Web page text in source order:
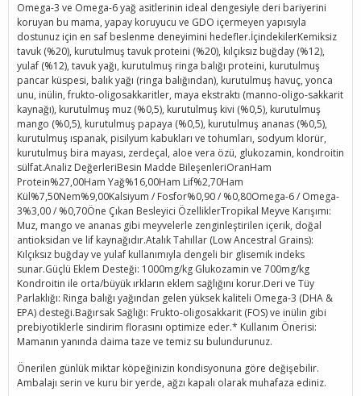
Omega-3 ve Omega-6 yağ asitlerinin ideal dengesiyle deri bariyerini
koruyan bu mama, yapay koruyucu ve GDO içermeyen yapısıyla
dostunuz için en saf beslenme deneyimini hedefler.İçindekilerKemiksiz
tavuk (%20), kurutulmuş tavuk proteini (%20), kılçıksız buğday (%12),
yulaf (%12), tavuk yağı, kurutulmuş ringa balığı proteini, kurutulmuş
pancar küspesi, balık yağı (ringa balığından), kurutulmuş havuç, yonca
unu, inülin, frukto-oligosakkaritler, maya ekstraktı (manno-oligo-sakkarit
kaynağı), kurutulmuş muz (%0,5), kurutulmuş kivi (%0,5), kurutulmuş
mango (%0,5), kurutulmuş papaya (%0,5), kurutulmuş ananas (%0,5),
kurutulmuş ıspanak, pisilyum kabukları ve tohumları, sodyum klorür,
kurutulmuş bira mayası, zerdeçal, aloe vera özü, glukozamin, kondroitin
sülfat.Analiz DeğerleriBesin Madde BileşenleriOranHam
Protein%27,00Ham Yağ%16,00Ham Lif%2,70Ham
Kül%7,50Nem%9,00Kalsiyum / Fosfor%0,90 / %0,80Omega-6 / Omega-
3%3,00 / %0,70Öne Çıkan Besleyici ÖzelliklerTropikal Meyve Karışımı:
Muz, mango ve ananas gibi meyvelerle zenginleştirilen içerik, doğal
antioksidan ve lif kaynağıdır.Atalık Tahıllar (Low Ancestral Grains):
Kılçıksız buğday ve yulaf kullanımıyla dengeli bir glisemik indeks
sunar.Güçlü Eklem Desteği: 1000mg/kg Glukozamin ve 700mg/kg
Kondroitin ile orta/büyük ırkların eklem sağlığını korur.Deri ve Tüy
Parlaklığı: Ringa balığı yağından gelen yüksek kaliteli Omega-3 (DHA &
EPA) desteği.Bağırsak Sağlığı: Frukto-oligosakkarit (FOS) ve inülin gibi
prebiyotiklerle sindirim florasını optimize eder.* Kullanım Önerisi:
Mamanın yanında daima taze ve temiz su bulundurunuz.
Önerilen günlük miktar köpeğinizin kondisyonuna göre değişebilir.
Ambalajı serin ve kuru bir yerde, ağzı kapalı olarak muhafaza ediniz.